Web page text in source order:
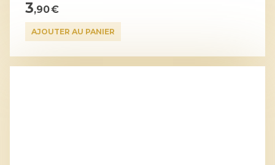
3,90 €
AJOUTER AU PANIER